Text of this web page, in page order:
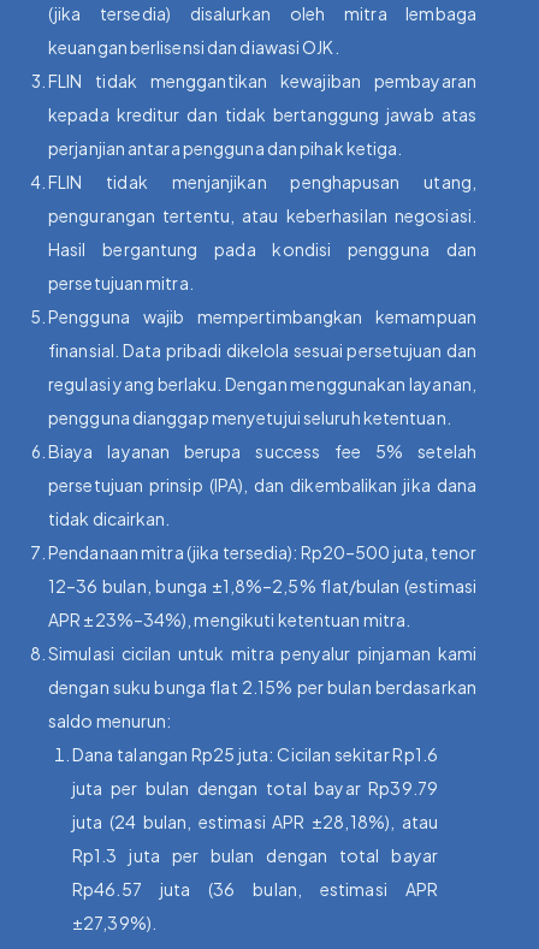
(jika tersedia) disalurkan oleh mitra lembaga
keuangan berlisensi dan diawasi OJK.
FLIN tidak menggantikan kewajiban pembayaran
kepada kreditur dan tidak bertanggung jawab atas
perjanjian antara pengguna dan pihak ketiga.
FLIN tidak menjanjikan penghapusan utang,
pengurangan tertentu, atau keberhasilan negosiasi.
Hasil bergantung pada kondisi pengguna dan
persetujuan mitra.
Pengguna wajib mempertimbangkan kemampuan
finansial. Data pribadi dikelola sesuai persetujuan dan
regulasi yang berlaku. Dengan menggunakan layanan,
pengguna dianggap menyetujui seluruh ketentuan.
Biaya layanan berupa success fee 5% setelah
persetujuan prinsip (IPA), dan dikembalikan jika dana
tidak dicairkan.
Pendanaan mitra (jika tersedia): Rp20–500 juta, tenor
12–36 bulan, bunga ±1,8%–2,5% flat/bulan (estimasi
APR ±23%–34%), mengikuti ketentuan mitra.
Simulasi cicilan untuk mitra penyalur pinjaman kami
dengan suku bunga flat 2.15% per bulan berdasarkan
saldo menurun:
Dana talangan Rp25 juta: Cicilan sekitar Rp1.6
juta per bulan dengan total bayar Rp39.79
juta (24 bulan, estimasi APR ±28,18%), atau
Rp1.3 juta per bulan dengan total bayar
Rp46.57 juta (36 bulan, estimasi APR
±27,39%).